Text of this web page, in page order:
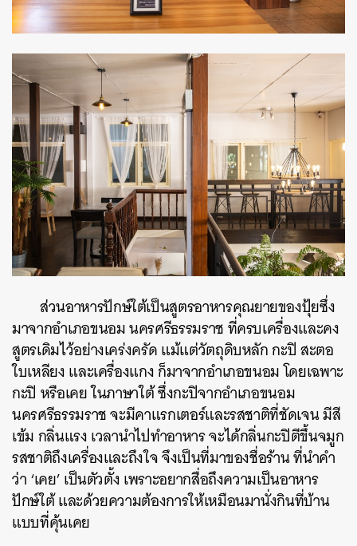
ส่วนอาหารปักษ์ใต้เป็นสูตรอาหารคุณยายของปุ้ยซึ่ง
มาจากอำเภอขนอม นครศรีธรรมราช ที่ครบเครื่องและคง
สูตรเดิมไว้อย่างเคร่งครัด แม้แต่วัตถุดิบหลัก กะปิ สะตอ
ใบเหลียง และเครื่องแกง ก็มาจากอำเภอขนอม โดยเฉพาะ
กะปิ หรือเคย ในภาษาใต้ ซึ่งกะปิจากอำเภอขนอม
นครศรีธรรมราช จะมีคาแรกเตอร์และรสชาติที่ชัดเจน มีสี
เข้ม กลิ่นแรง เวลานำไปทำอาหาร จะได้กลิ่นกะปิตีขึ้นจมูก
รสชาติถึงเครื่องและถึงใจ จึงเป็นที่มาของชื่อร้าน ที่นำคำ
ว่า ‘เคย’ เป็นตัวตั้ง เพราะอยากสื่อถึงความเป็นอาหาร
ปักษ์ใต้ และด้วยความต้องการให้เหมือนมานั่งกินที่บ้าน
แบบที่คุ้นเคย